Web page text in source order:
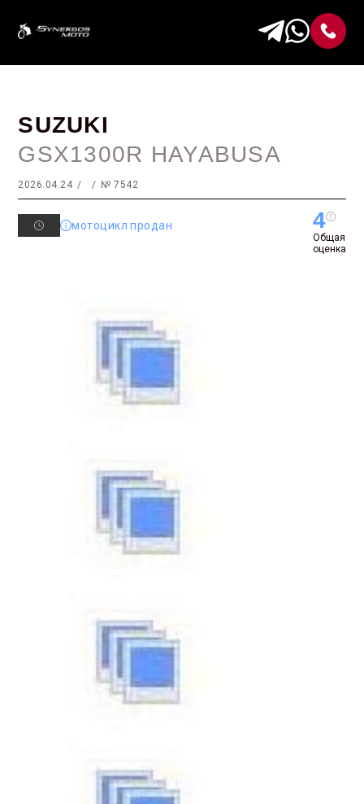
SUZUKI
GSX1300R HAYABUSA
2026.04.24 № 7542
мотоцикл продан 4
Общая
оценка